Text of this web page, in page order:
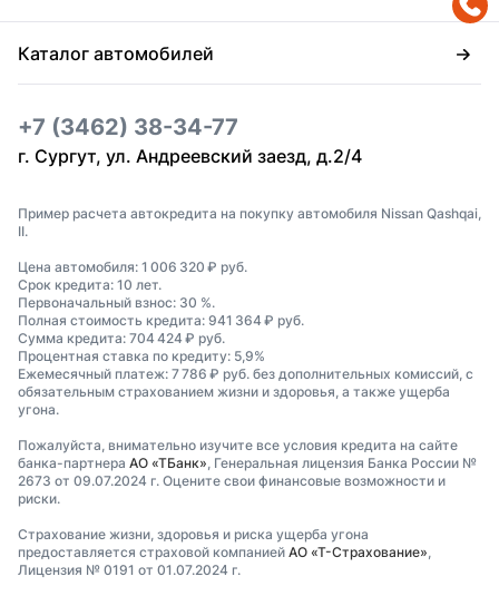
Каталог автомобилей
+7 (3462) 38-34-77
г. Сургут, ул. Андреевский заезд, д.2/4
Пример расчета автокредита на покупку автомобиля Nissan Qashqai,
II.
Цена автомобиля: 1 006 320 ₽ руб.
Срок кредита: 10 лет.
Первоначальный взнос: 30 %.
Полная стоимость кредита: 941 364 ₽ руб.
Сумма кредита: 704 424 ₽ руб.
Процентная ставка по кредиту: 5,9%
Ежемесячный платеж: 7 786 ₽ руб. без дополнительных комиссий, с
обязательным страхованием жизни и здоровья, а также ущерба
угона.
Пожалуйста, внимательно изучите все условия кредита на сайте
банка-партнера АО «ТБанк», Генеральная лицензия Банка России №
2673 от 09.07.2024 г. Оцените свои финансовые возможности и
риски.
Страхование жизни, здоровья и риска ущерба угона
предоставляется страховой компанией АО «Т-Страхование»,
Лицензия № 0191 от 01.07.2024 г.